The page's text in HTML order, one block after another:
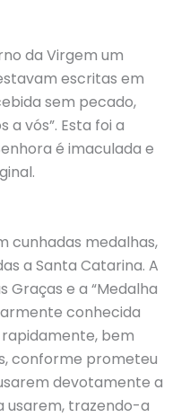
da Virgem um
escritas em
sem pecado,
vós”. Esta foi a
é imaculada e
cunhadas medalhas,
a Santa Catarina. A
Graças e a “Medalha
conhecida
bem
conforme prometeu
devotamente a
usarem, trazendo-a